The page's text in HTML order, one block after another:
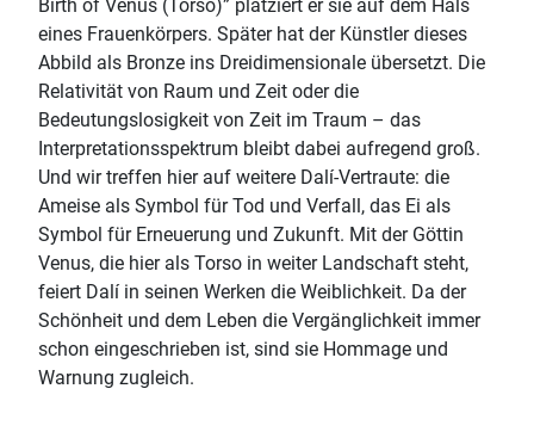
Birth of Venus (Torso)” platziert er sie auf dem Hals
eines Frauenkörpers. Später hat der Künstler dieses
Abbild als Bronze ins Dreidimensionale übersetzt. Die
Relativität von Raum und Zeit oder die
Bedeutungslosigkeit von Zeit im Traum – das
Interpretationsspektrum bleibt dabei aufregend groß.
Und wir treffen hier auf weitere Dalí-Vertraute: die
Ameise als Symbol für Tod und Verfall, das Ei als
Symbol für Erneuerung und Zukunft. Mit der Göttin
Venus, die hier als Torso in weiter Landschaft steht,
feiert Dalí in seinen Werken die Weiblichkeit. Da der
Schönheit und dem Leben die Vergänglichkeit immer
schon eingeschrieben ist, sind sie Hommage und
Warnung zugleich.